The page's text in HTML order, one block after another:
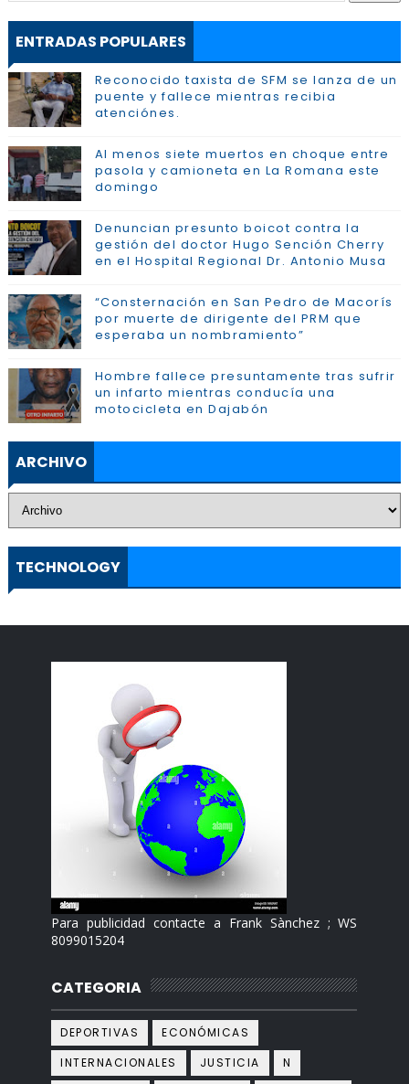
ENTRADAS POPULARES
Reconocido taxista de SFM se lanza de un
puente y fallece mientras recibia
atenciónes.
Al menos siete muertos en choque entre
pasola y camioneta en La Romana este
domingo
Denuncian presunto boicot contra la
gestión del doctor Hugo Sención Cherry
en el Hospital Regional Dr. Antonio Musa
“Consternación en San Pedro de Macorís
por muerte de dirigente del PRM que
esperaba un nombramiento”
Hombre fallece presuntamente tras sufrir
un infarto mientras conducía una
motocicleta en Dajabón
ARCHIVO
TECHNOLOGY
Para publicidad contacte a Frank Sànchez ; WS
8099015204
CATEGORIA
DEPORTIVAS
ECONÓMICAS
INTERNACIONALES
JUSTICIA
N